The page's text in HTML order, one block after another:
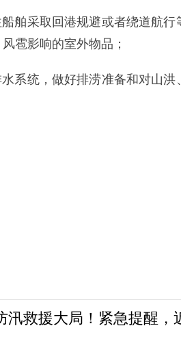
舶采取回港规避或者绕道航
雹影响的室外物品；
系统，做好排涝准备和对山
汛救援大局！紧急提醒，